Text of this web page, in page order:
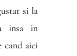
si la
insa in
cand aici